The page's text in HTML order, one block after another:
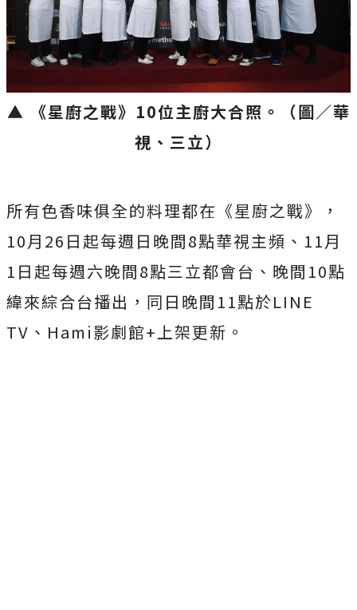
▲ 《星廚之戰》10位主廚大合照 。（圖／華
視、三立）
所有色香味俱全的料理都在《星廚之戰》，
10月 26 日起每週日晚間8點華視主頻、 11月
1 日起每週六晚間8點三立都會台、晚間 10點
緯來綜合台播出，同日晚間 11點於LINE
TV 、 Hami影劇館+上架更新。